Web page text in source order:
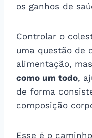
os ganhos de
Controlar o
uma questão de
alimentação,
como um todo,
de forma
composição
Esse é o